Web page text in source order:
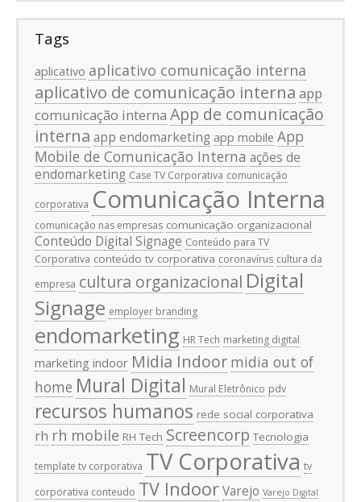
Tags
aplicativo aplicativo comunicação interna
aplicativo de comunicação interna app
comunicação interna App de comunicação
interna app endomarketing app mobile App
Mobile de Comunicação Interna ações de
endomarketing Case TV Corporativa comunicação
corporativa Comunicação Interna
comunicação nas empresas comunicação organizacional
Conteúdo Digital Signage Conteúdo para TV
Corporativa conteúdo tv corporativa coronavírus cultura da
empresa cultura organizacional Digital
Signage employer branding
endomarketing HR Tech marketing digital
marketing indoor Midia Indoor midia out of
home Mural Digital Mural Eletrônico pdv
recursos humanos rede social corporativa
rh rh mobile RH Tech Screencorp Tecnologia
template tv corporativa TV Corporativa tv
corporativa conteudo TV IndoorVarejo Varejo Digital